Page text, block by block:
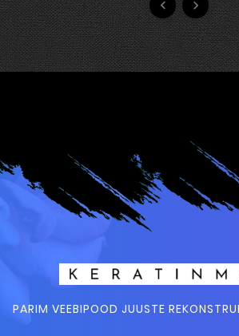
 
PARIM VEEBIPOOD JUUSTE